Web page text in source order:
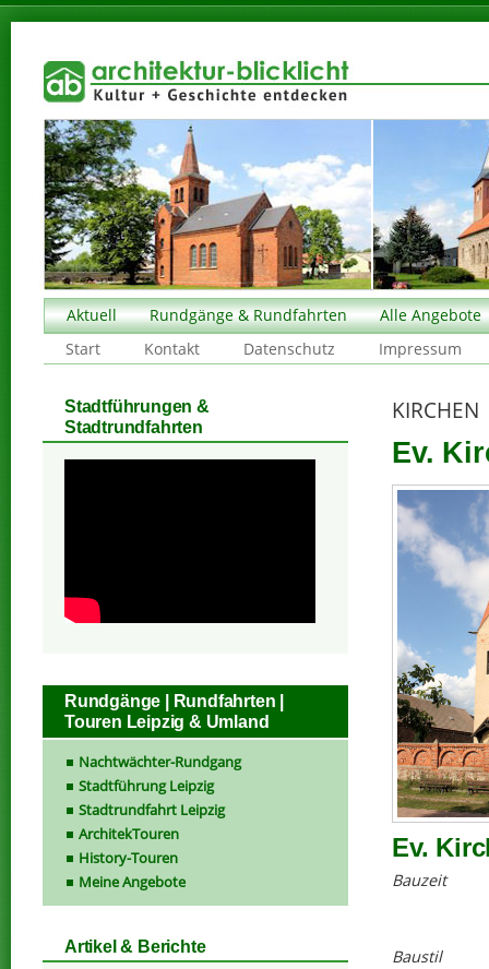
Aktuell Rundgänge & Rundfahrten
Alle Angebote
Start
Kontakt Datenschutz Impressum
KIRCHEN
Ev.
Ev.
Bauzeit
Baustil
Stadtführungen &
Stadtrundfahrten
Rundgänge | Rundfahrten |
Touren Leipzig & Umland
Nachtwächter-Rundgang
Stadtführung Leipzig
Stadtrundfahrt Leipzig
ArchitekTouren
History-Touren
Meine Angebote
Artikel & Berichte